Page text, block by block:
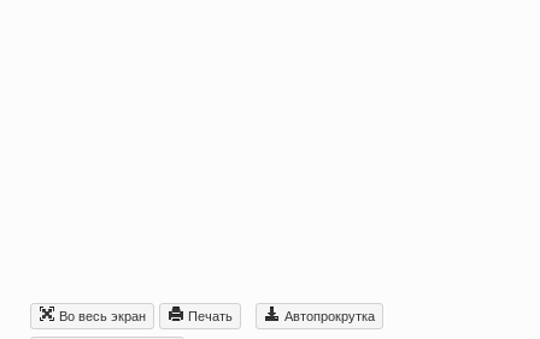
Во весь экран Печать
Автопрокрутка